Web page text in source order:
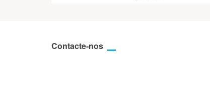
Contacte-nos